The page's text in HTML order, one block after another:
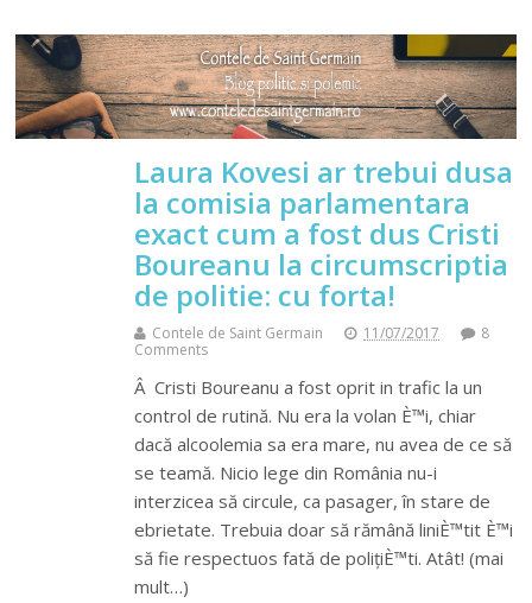
Laura Kovesi ar trebui dusa
la comisia parlamentara
exact cum a fost dus Cristi
Boureanu la circumscriptia
de politie: cu forta!
Contele de Saint Germain 11/07/2017
8
Comments
Â Cristi Boureanu a fost oprit in trafic la un
control de rutină. Nu era la volan È™i, chiar
dacă alcoolemia sa era mare, nu avea de ce să
se teamă. Nicio lege din România nu-i
interzicea să circule, ca pasager, în stare de
ebrietate. Trebuia doar să rămână liniÈ™tit È™i
să fie respectuos fată de polițiÈ™ti. Atât! (mai
mult…)